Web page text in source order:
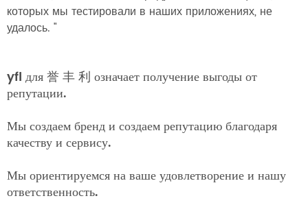
которых мы тестировали в наших приложениях, не
удалось. "
yfl для 誉 丰 利 означает получение выгоды от
репутации.
Мы создаем бренд и создаем репутацию благодаря
качеству и сервису.
Мы ориентируемся на ваше удовлетворение и нашу
ответственность.